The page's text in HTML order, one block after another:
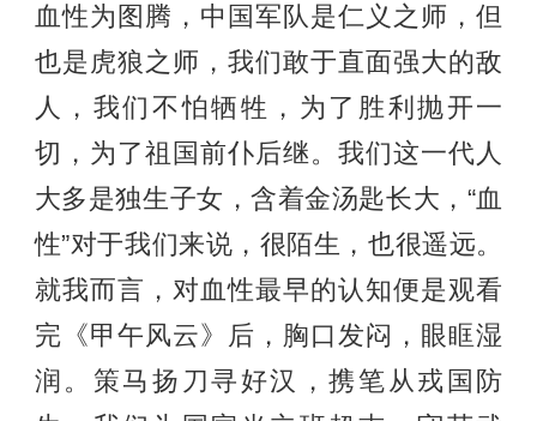
血性为图腾，中国军队是仁义之师，但
也是虎狼之师，我们敢于直面强大的敌
人，我们不怕牺牲，为了胜利抛开一
切，为了祖国前仆后继。我们这一代人
大多是独生子女，含着金汤匙长大，“血
性”对于我们来说，很陌生，也很遥远。
就我而言，对血性最早的认知便是观看
完《甲午风云》后，胸口发闷，眼眶湿
润。策马扬刀寻好汉，携笔从戎国防